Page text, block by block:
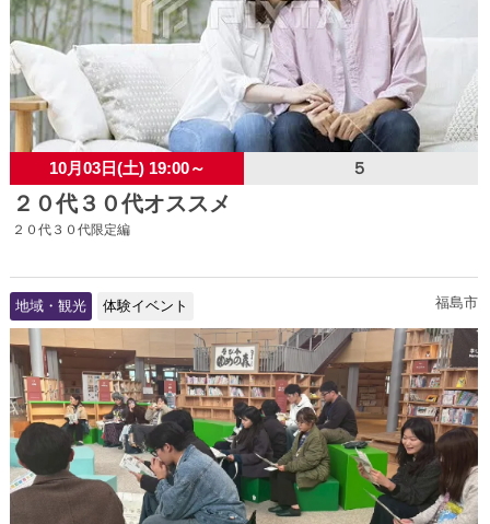
10月03日(土) 19:00～ ５
２０代３０代オススメ
２０代３０代限定編
地域・観光 体験イベント 福島市